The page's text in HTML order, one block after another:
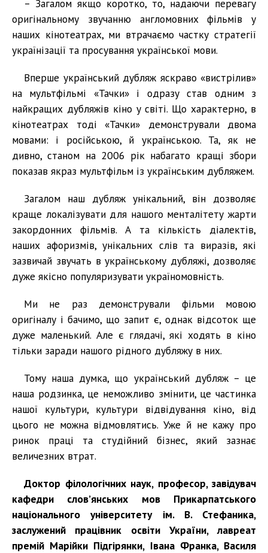
– Загалом якщо коротко, то, надаючи перевагу
оригінальному звучанню англомовних фільмів у
наших кінотеатрах, ми втрачаємо частку стратегії
українізації та просування української мови.
Вперше український дубляж яскраво «вистрілив»
на мультфільмі «Тачки» і одразу став одним з
найкращих дубляжів кіно у світі. Що характерно, в
кінотеатрах тоді «Тачки» демонстрували двома
мовами: і російською, й українською. Та, як не
дивно, станом на 2006 рік набагато кращі збори
показав якраз мультфільм із українським дубляжем.
Загалом наш дубляж унікальний, він дозволяє
краще локалізувати для нашого менталітету жарти
закордонних фільмів. А та кількість діалектів,
наших афоризмів, унікальних слів та виразів, які
зазвичай звучать в українському дубляжі, дозволяє
дуже якісно популяризувати україномовність.
Ми не раз демонстрували фільми мовою
оригіналу і бачимо, що запит є, однак відсоток ще
дуже маленький. Але є глядачі, які ходять в кіно
тільки заради нашого рідного дубляжу в них.
Тому наша думка, що український дубляж – це
наша родзинка, це неможливо змінити, це частинка
нашої культури, культури відвідування кіно, від
цього не можна відмовлятись. Уже й не кажу про
ринок праці та студійний бізнес, який зазнає
величезних втрат.
Доктор філологічних наук, професор, завідувач
кафедри слов’янських мов Прикарпатського
національного університету ім. В. Стефаника,
заслужений працівник освіти України, лавреат
премій Марійки Підгірянки, Івана Франка, Василя